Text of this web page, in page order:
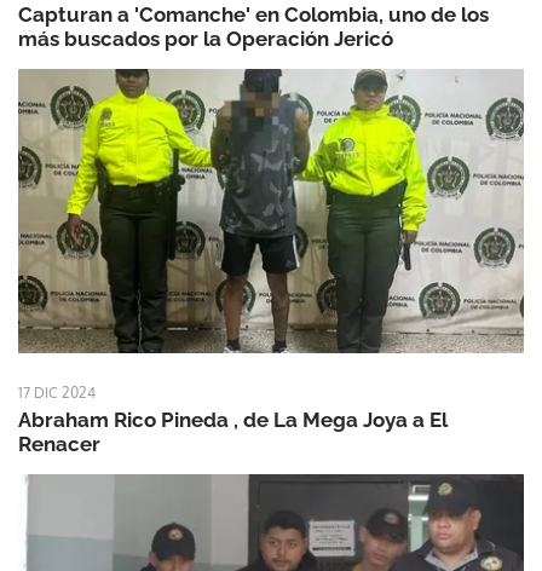
Capturan a 'Comanche' en Colombia, uno de los
más buscados por la Operación Jericó
17 DIC 2024
Abraham Rico Pineda , de La Mega Joya a El
Renacer